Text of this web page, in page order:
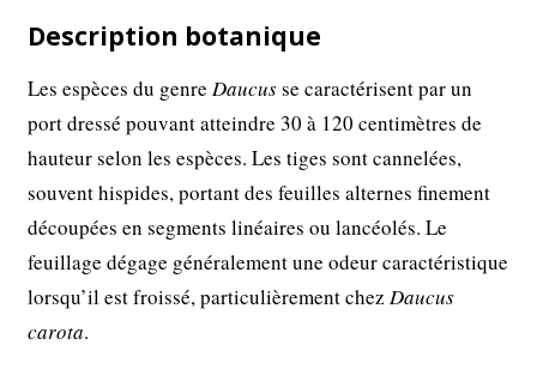
Description botanique
Les espèces du genreDaucusse caractérisent par un
port dressé pouvant atteindre 30 à 120 centimètres de
hauteur selon les espèces. Les tiges sont cannelées,
souvent hispides, portant des feuilles alternes finement
découpées en segments linéaires ou lancéolés. Le
feuillage dégage généralement une odeur caractéristique
lorsqu’il est froissé, particulièrement chezDaucus
carota.